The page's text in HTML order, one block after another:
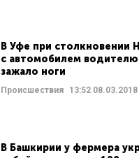
В Уфе при столкновении
с автомобилем водителю
зажало ноги
Происшествия 13:5208.03.2018
В Башкирии у фермера